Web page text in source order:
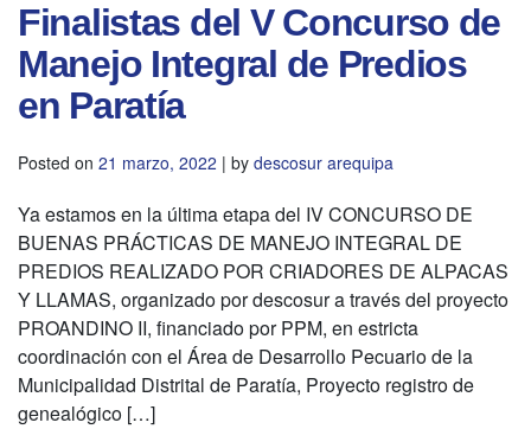
Finalistas del V Concurso de
Manejo Integral de Predios
en Paratía
Posted on 21 marzo, 2022 | by descosur arequipa
Ya estamos en la última etapa del IV CONCURSO DE
BUENAS PRÁCTICAS DE MANEJO INTEGRAL DE
PREDIOS REALIZADO POR CRIADORES DE ALPACAS
Y LLAMAS, organizado por descosur a través del proyecto
PROANDINO II, financiado por PPM, en estricta
coordinación con el Área de Desarrollo Pecuario de la
Municipalidad Distrital de Paratía, Proyecto registro de
genealógico […]